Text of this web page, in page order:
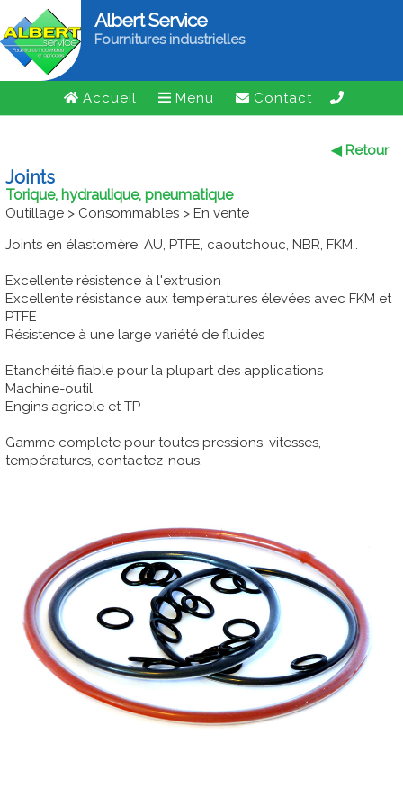
Albert Service
Fournitures industrielles
Accueil Menu Contact
◀ Retour
Joints
Torique, hydraulique, pneumatique
Outillage > Consommables > En vente
Joints en élastomère, AU, PTFE, caoutchouc, NBR, FKM..
Excellente résistence à l'extrusion
Excellente résistance aux températures élevées avec FKM et
PTFE
Résistence à une large variété de fluides
Etanchéité fiable pour la plupart des applications
Machine-outil
Engins agricole et TP
Gamme complete pour toutes pressions, vitesses,
températures, contactez-nous.